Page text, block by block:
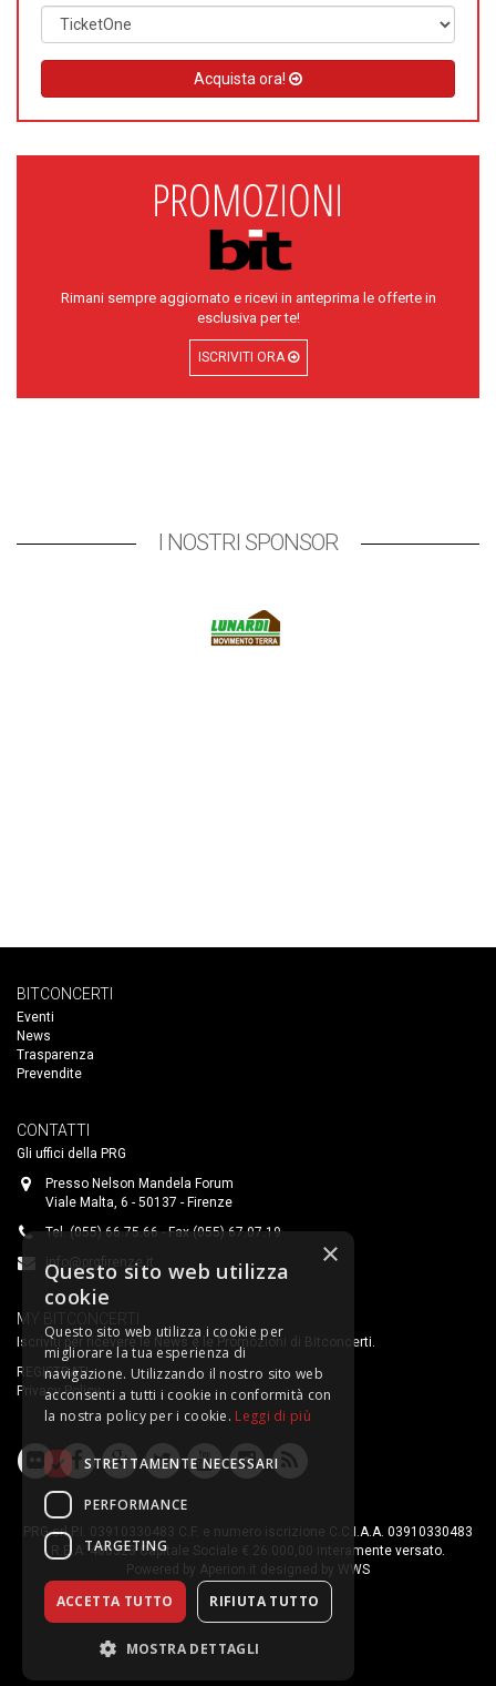
Acquista ora!
Rimani sempre aggiornato e ricevi in anteprima le offerte in
esclusiva per te!
ISCRIVITI ORA
I NOSTRI SPONSOR
BITCONCERTI
Eventi
News
Trasparenza
Prevendite
CONTATTI
Gli uffici della PRG
Presso Nelson Mandela Forum
Viale Malta, 6 - 50137 - Firenze
Tel. (055) 66.75.66 - Fax (055) 67.07.19
info@prgfirenze.it
MY BITCONCERTI
Iscriviti per ricevere le News e le Promozioni di Bitconcerti.
REGISTRATI
Privacy Policy
PRG srl P.I. 03910330483 C.F. e numero iscrizione C.C.I.A.A. 03910330483
R.E.A. 400323 Capitale Sociale € 26.000,00 interamente versato.
Powered by Aperion.it designed by WWS
×
Questo sito web utilizza
cookie
Questo sito web utilizza i cookie per
migliorare la tua esperienza di
navigazione. Utilizzando il nostro sito web
acconsenti a tutti i cookie in conformità con
la nostra policy per i cookie. Leggi di più
STRETTAMENTE NECESSARI
PERFORMANCE
TARGETING
ACCETTA TUTTO RIFIUTA TUTTO
MOSTRA DETTAGLI